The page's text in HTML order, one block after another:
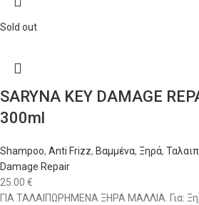
Sold out
SARYNA KEY DAMAGE
300ml
Shampoo, Anti Frizz, Βαμμένα, Ξηρά,
Damage Repair
25.00 €
ΓΙΑ ΤΑΛΑΙΠΩΡΗΜΕΝΑ ΞΗΡΑ ΜΑΛΛΙΑ. Για: